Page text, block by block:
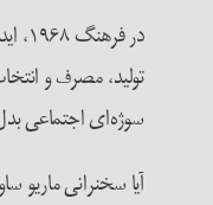
در
تولید، مصرف و
سوژه‌ای اجتماعی
آیا سخنرانی ماریو ساویو برای